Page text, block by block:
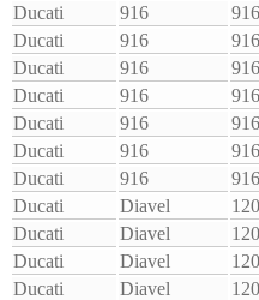
Ducati
916 916
Ducati
916 916
Ducati
916 916
Ducati
916 916
Ducati
916 916
Ducati
916 916
Ducati
916 916
Ducati
Diavel
Ducati
Diavel
Ducati
Diavel
Ducati
Diavel